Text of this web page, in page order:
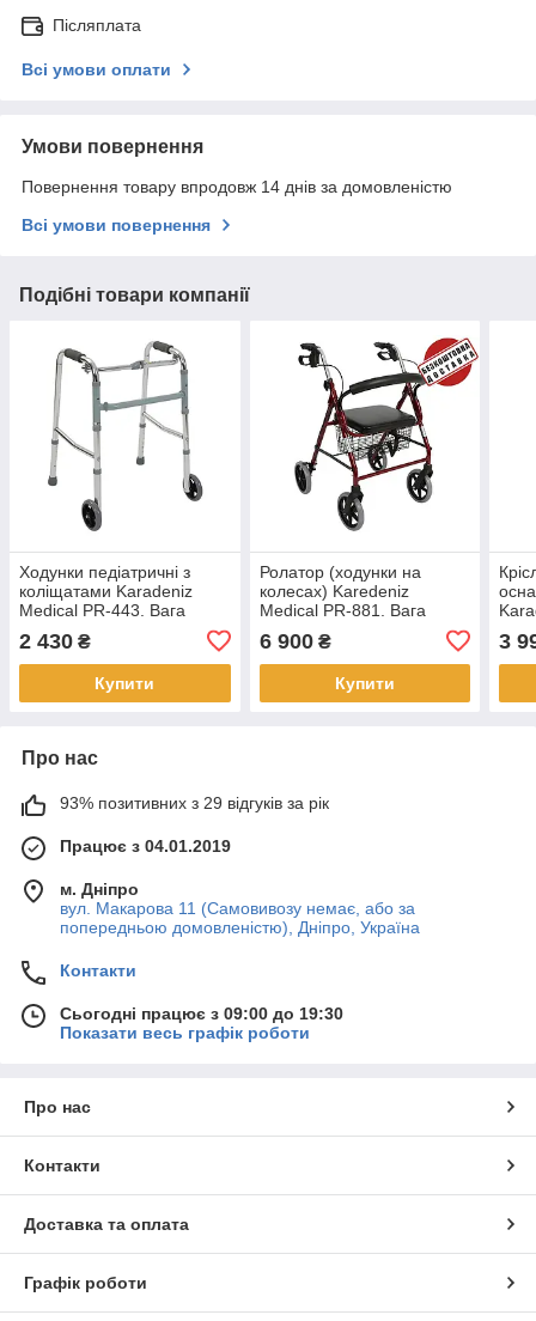
Післяплата
Всі умови оплати
Умови повернення
Повернення товару впродовж 14 днів за домовленістю
Всі умови повернення
Подібні товари компанії
Ходунки педіатричні з
коліщатами Karadeniz
Medical PR-443. Вага
2 430 ₴
Купити
Ролатор (ходунки на
колесах) Karedeniz
Medical PR-881. Вага
користувача (max): 120 кг
6 900₴
Купити
кг
3
Про нас
93% позитивних з 29 відгуків за рік
Працює з 04.01.2019
м. Дніпро
вул. Макарова 11 (Самовивозу немає, або за
попередньою домовленістю), Дніпро, Україна
Контакти
Сьогодні працює з 09:00 до 19:30
Показати весь графік роботи
Про нас
Контакти
Доставка та оплата
Графік роботи